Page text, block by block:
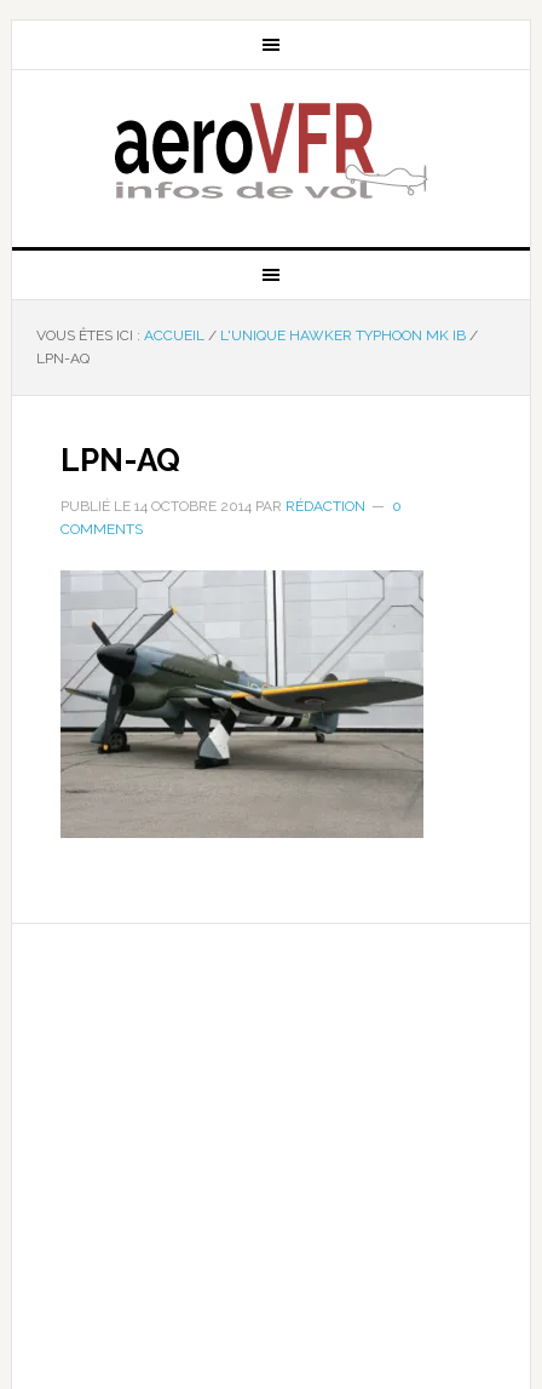
VOUS ÊTES ICI : ACCUEIL / L'UNIQUE HAWKER TYPHOON MK IB /
LPN-AQ
LPN-AQ
PUBLIÉ LE 14 OCTOBRE 2014PAR RÉDACTION
0
COMMENTS